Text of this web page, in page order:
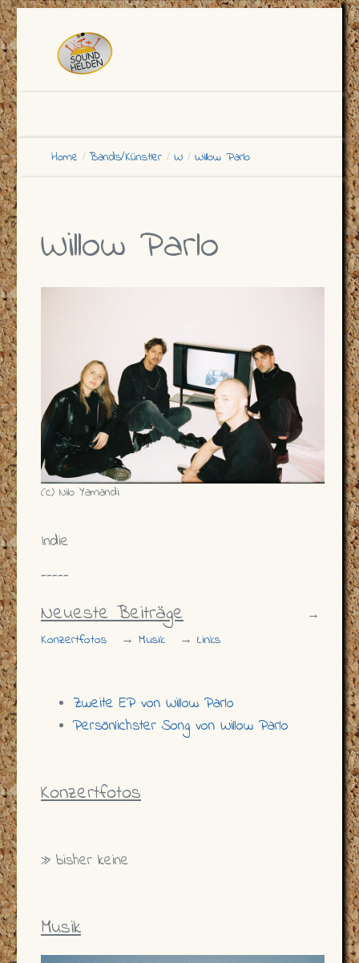
Home Bands/Künstler W Willow Parlo
Willow Parlo
(c) Nilo Yamandi
Indie
-----
Neueste Beiträge
→
Konzertfotos → Musik → Links
Zweite EP von Willow Parlo
Persönlichster Song von Willow Parlo
Konzertfotos
» bisher keine
Musik